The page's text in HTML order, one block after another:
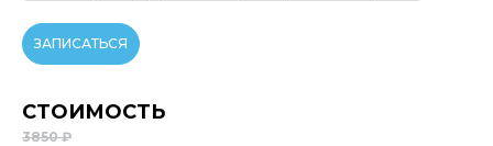
ЗАПИСАТЬСЯ
СТОИМОСТЬ
3850 ₽